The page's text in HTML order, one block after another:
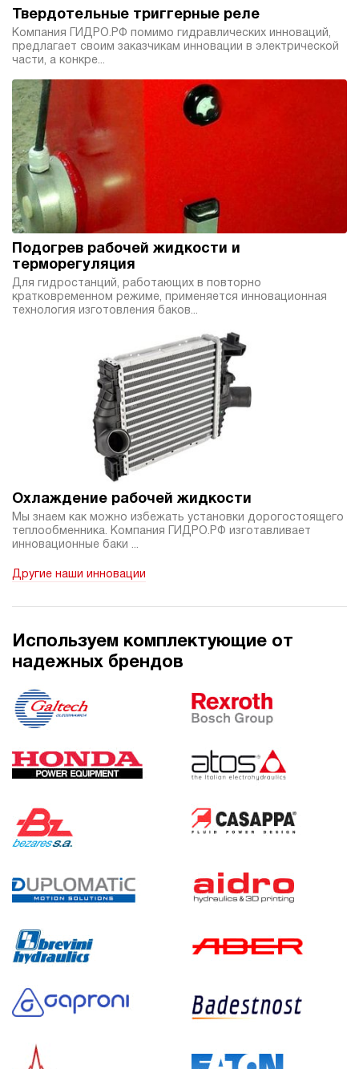
Твердотельные триггерные реле
Компания ГИДРО.РФ помимо гидравлических инноваций,
предлагает своим заказчикам инновации в электрической
части, а конкре...
Подогрев рабочей жидкости и
терморегуляция
Для гидростанций, работающих в повторно
кратковременном режиме, применяется инновационная
технология изготовления баков...
Охлаждение рабочей жидкости
Мы знаем как можно избежать установки дорогостоящего
теплообменника. Компания ГИДРО.РФ изготавливает
инновационные баки ...
Другие наши инновации
Используем комплектующие от
надежных брендов